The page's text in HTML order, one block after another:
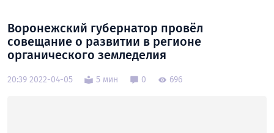
Воронежский губернатор провёл
совещание о развитии в регионе
органического земледелия
20:39 2022-04-05 5 мин 0 696